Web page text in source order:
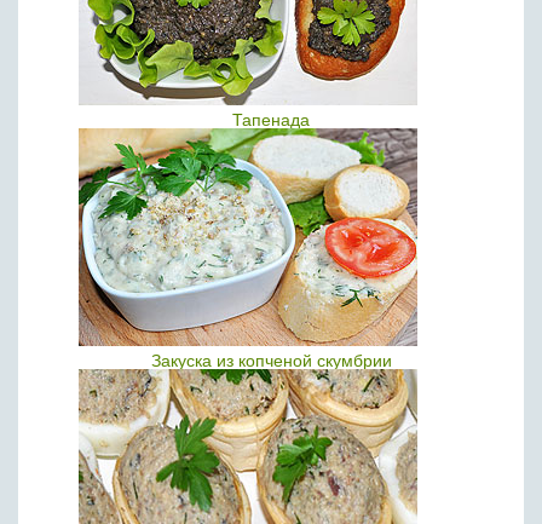
Тапенада
Закуска из копченой скумбрии